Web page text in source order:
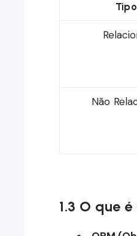
Tipo
Não
1.3 O que